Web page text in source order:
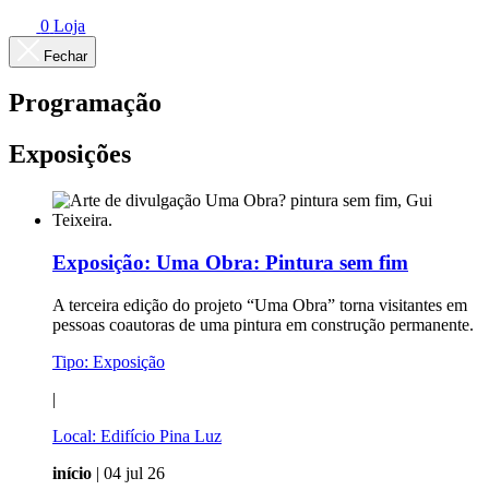
0 Loja
Fechar
Programação
Exposições
Exposição: Uma Obra: Pintura sem fim
A terceira edição do projeto “Uma Obra” torna visitantes em
pessoas coautoras de uma pintura em construção permanente.
Tipo: Exposição
|
Local: Edifício Pina Luz
início | 04 jul 26